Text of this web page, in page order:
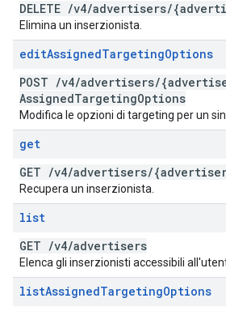
DELETE /v4/advertisers/
Elimina un inserzionista.
editAssignedTargetingOptions
POST /v4/advertisers/
AssignedTargetingOptions
Modifica le opzioni di targeting per un
get
GET /v4/advertisers/
Recupera un inserzionista.
list
GET /v4/advertisers
Elenca gli inserzionisti accessibili
listAssignedTargetingOptions